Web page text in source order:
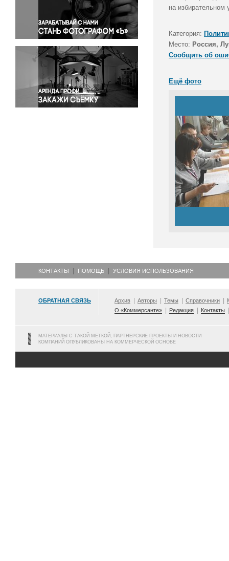
Правосудие
Происшествия и конфликты
Религия
Светская жизнь
Спорт
Экология
Экономика и бизнес
на избирательном
Категория:
Место: Россия,
Сообщить об
Ещё фото
КОНТАКТЫ ПОМОЩЬ УСЛОВИЯ ИСПОЛЬЗОВАНИЯ
ОБРАТНАЯ СВЯЗЬ Архив Авторы Темы Справочники
О «Коммерсанте»
Редакция Контакты
МАТЕРИАЛЫ С ТАКОЙ МЕТКОЙ, ПАРТНЕРСКИЕ ПРОЕКТЫ И НОВОСТИ
КОМПАНИЙ ОПУБЛИКОВАНЫ НА КОММЕРЧЕСКОЙ ОСНОВЕ